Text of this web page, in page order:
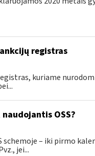
registras
kuriame
OSS?
schemoje – iki pirmo
jei...